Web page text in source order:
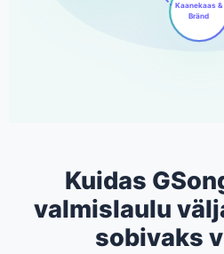
Kaanekaas &
Bränd
Kuidas
valmislaulu
sobivaks